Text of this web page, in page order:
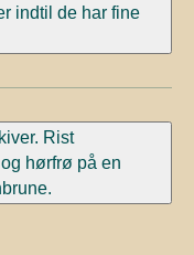
indtil de har fine
Rist
hørfrø på en